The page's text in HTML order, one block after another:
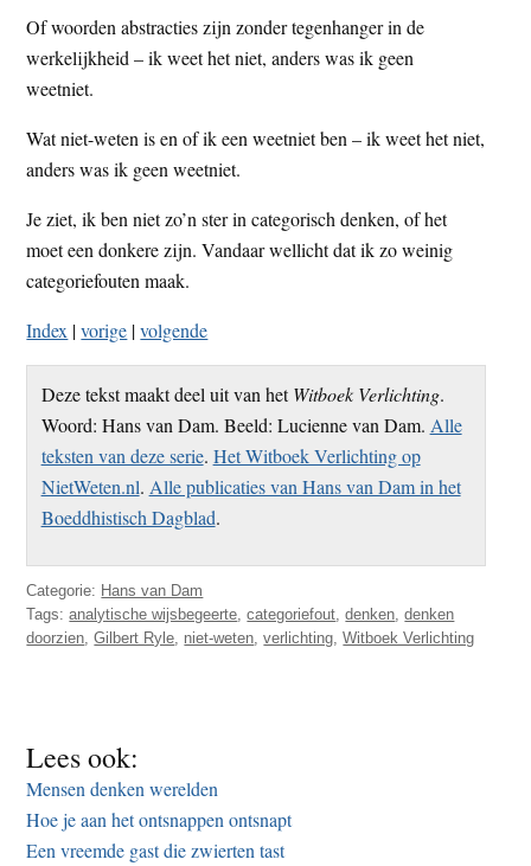
Of woorden abstracties zijn zonder tegenhanger in de
werkelijkheid – ik weet het niet, anders was ik geen
weetniet.
Wat niet-weten is en of ik een weetniet ben – ik weet het niet,
anders was ik geen weetniet.
Je ziet, ik ben niet zo’n ster in categorisch denken, of het
moet een donkere zijn. Vandaar wellicht dat ik zo weinig
categoriefouten maak.
Index |vorige |volgende
Deze tekst maakt deel uit van hetWitboek Verlichting.
Woord: Hans van Dam. Beeld: Lucienne van Dam. Alle
teksten van deze serie. Het Witboek Verlichting op
NietWeten.nl. Alle publicaties van Hans van Dam in het
Boeddhistisch Dagblad.
Categorie: Hans van Dam
Tags:analytische wijsbegeerte,categoriefout,denken,denken
doorzien,Gilbert Ryle, niet-weten,verlichting,Witboek Verlichting
Lees ook:
Mensen denken werelden
Hoe je aan het ontsnappen ontsnapt
Een vreemde gast die zwierten tast